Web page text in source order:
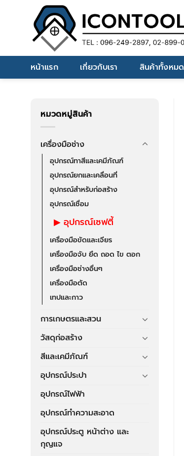
หน้าแรก เกี่ยวกับเรา สินค้าทั้งหมด
หมวดหมู่สินค้า
เครื่องมือช่าง
อุปกรณ์ทาสีและเคมีภัณฑ์
อุปกรณ์ยกและเคลื่อนที่
อุปกรณ์สำหรับก่อสร้าง
อุปกรณ์เชื่อม
อุปกรณ์เซฟตี้
เครื่องมือขัดและเจียร
เครื่องมือจับ ยึด ถอด ไข ตอก
เครื่องมือช่างอื่นๆ
เครื่องมือตัด
เทปและกาว
การเกษตรและสวน
วัสดุก่อสร้าง
สีและเคมีภัณฑ์
อุปกรณ์ประปา
อุปกรณ์ไฟฟ้า
อุปกรณ์ทำความสะอาด
อุปกรณ์ประตู หน้าต่าง และ
กุญแจ